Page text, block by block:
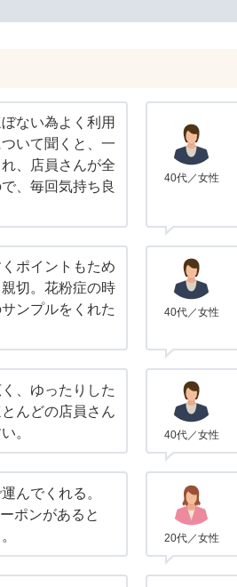
ない為よく利用
いて聞くと、一
、店員さんが全
、毎回気持ち良
40代／女性
ポイントもため
切。花粉症の時
ンプルをくれた
40代／女性
、ゆったりした
んどの店員さん
。
40代／女性
んでくれる。
ポンがあると
20代／女性